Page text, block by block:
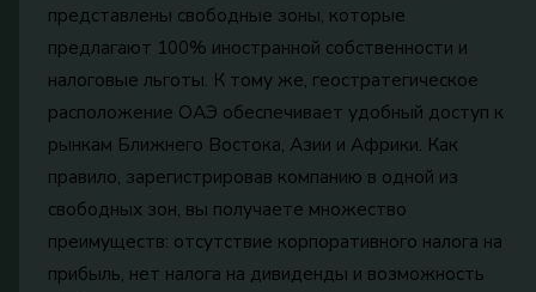
представлены свободные зоны, которые
предлагают 100% иностранной собственности и
налоговые льготы. К тому же, геостратегическое
расположение ОАЭ обеспечивает удобный доступ к
рынкам Ближнего Востока, Азии и Африки. Как
правило, зарегистрировав компанию в одной из
свободных зон, вы получаете множество
преимуществ: отсутствие корпоративного налога на
прибыль, нет налога на дивиденды и возможность